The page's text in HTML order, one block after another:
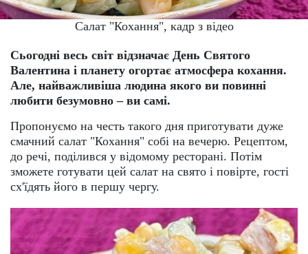
Салат "Кохання", кадр з відео
Сьогодні весь світ відзначає День Святого
Валентина і планету огортає атмосфера кохання.
Але, найважливіша людина якого ви повинні
любити безумовно – ви самі.
Пропонуємо на честь такого дня приготувати дуже
смачний салат "Кохання" собі на вечерю. Рецептом,
до речі, поділився у відомому ресторані. Потім
зможете готувати цей салат на свято і повірте, гості
сх'їдять його в першу чергу.